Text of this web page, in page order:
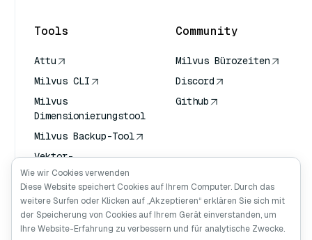
Tools
Attu
Milvus CLI
Milvus
Dimensionierungstool
Milvus Backup-Tool
Vektor-
Transportdienst
(VTS)
Deep Searcher
Claude Kontext
Community
Milvus Bürozeiten
Discord
Github
Wie wir Cookies verwenden
Diese Website speichert Cookies auf Ihrem Computer. Durch das
weitere Surfen oder Klicken auf „Akzeptieren“ erklären Sie sich mit
der Speicherung von Cookies auf Ihrem Gerät einverstanden, um
Ihre Website-Erfahrung zu verbessern und für analytische Zwecke.